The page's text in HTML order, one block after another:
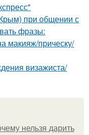
при общении с
фразы:
макияж/прическу/
визажиста/
нельзя дарить